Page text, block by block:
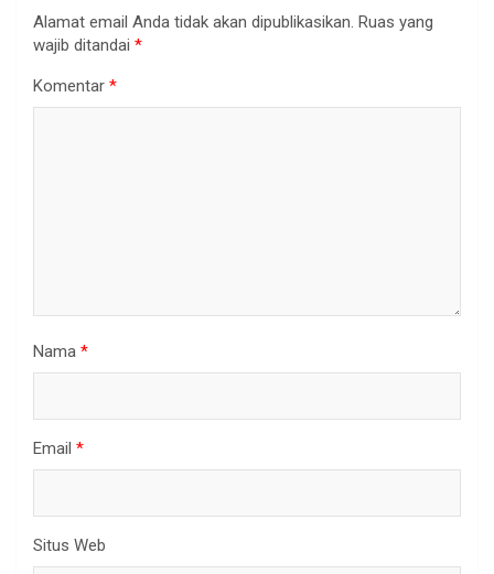
Alamat email Anda tidak akan dipublikasikan. Ruas yang
wajib ditandai *
Komentar *
Nama *
Email *
Situs Web